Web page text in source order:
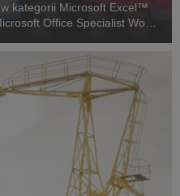
w kategorii Microsoft Excel™
Office Specialist World